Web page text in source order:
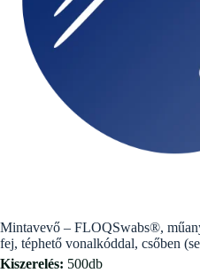
Mintavevő – FLOQSwabs®,
fej, téphető vonalkóddal, csőben
Kiszerelés: 500db